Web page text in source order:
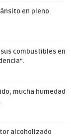
en pleno
combustibles en
mucha humedad
alcoholizado